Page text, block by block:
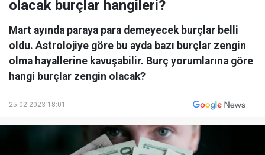
olacak burçlar hangileri?
Mart ayında paraya para demeyecek burçlar belli
oldu. Astrolojiye göre bu ayda bazı burçlar zengin
olma hayallerine kavuşabilir. Burç yorumlarına göre
hangi burçlar zengin olacak?
25.02.2023 18:01